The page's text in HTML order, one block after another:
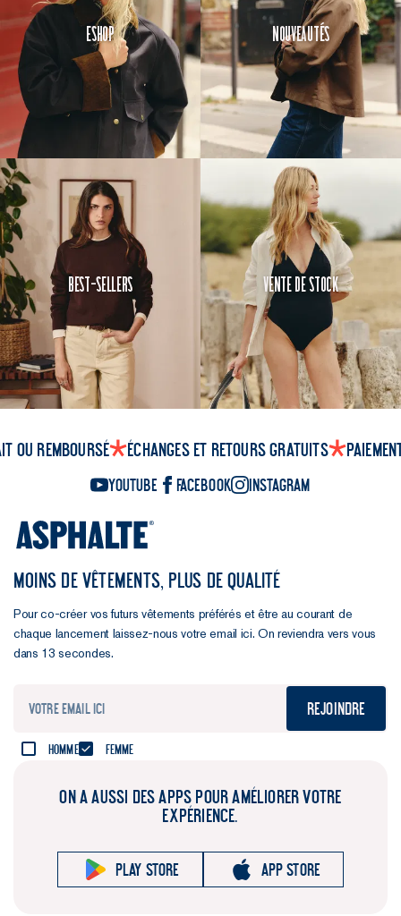
Eshop Nouveautés
Best-Sellers Vente de Stock
ou remboursé Échanges et retours gratuits
YouTube Facebook Instagram
MOINS DE VÊTEMENTS, PLUS DE QUALITÉ
Pour co-créer vos futurs vêtements préférés et être au courant de
chaque lancement laissez-nous votre email ici. On reviendra vers vous
dans 13 secondes.
Rejoindre
Homme Femme
ON A AUSSI DES APPS POUR AMÉLIORER VOTRE
EXPÉRIENCE.
Play store App store